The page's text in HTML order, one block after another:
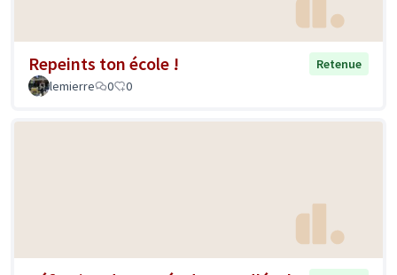
Repeints ton école !
Retenue
lemierre
0 0